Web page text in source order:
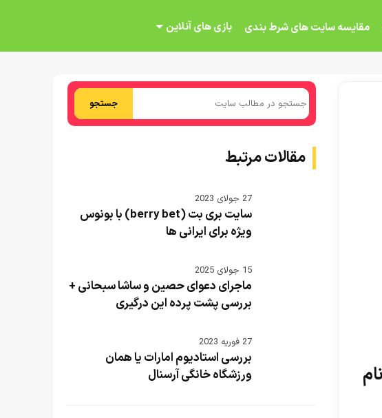
مقایسه سایت های شرط بندی بازی های آنلاین
جستجو
مقالات مرتبط
27 جولای 2023
سایت بری بت (berry bet) با بونوس
ویژه برای ایرانی ها
15 جولای 2025
ماجرای دعوای حصین و ساشا سبحانی +
بررسی پشت پرده این درگیری
27 فوریه 2023
بررسی استادیوم امارات یا همان
ورزشگاه خانگی آرسنال